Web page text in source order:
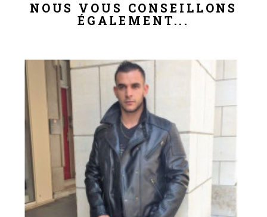
NOUS VOUS CONSEILLONS
ÉGALEMENT...